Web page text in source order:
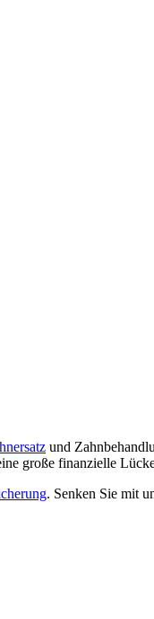
und
große finanzielle
. Senken Sie mit